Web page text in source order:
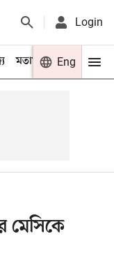
Login
মতামত খেলা
Eng
মেসিকে